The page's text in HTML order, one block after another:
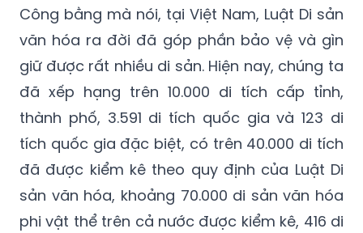
Công bằng mà nói, tại Việt Nam, Luật Di sản
văn hóa ra đời đã góp phần bảo vệ và gìn
giữ được rất nhiều di sản. Hiện nay, chúng ta
đã xếp hạng trên 10.000 di tích cấp tỉnh,
thành phố, 3.591 di tích quốc gia và 123 di
tích quốc gia đặc biệt, có trên 40.000 di tích
đã được kiểm kê theo quy định của Luật Di
sản văn hóa, khoảng 70.000 di sản văn hóa
phi vật thể trên cả nước được kiểm kê, 416 di